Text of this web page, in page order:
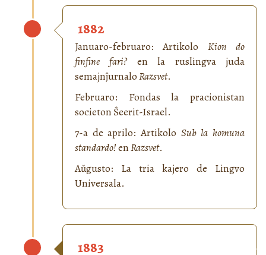
1882
Januaro-februaro: Artikolo Kion do
finfine fari?en la ruslingva juda
semajnĵurnaloRazsvet.
Februaro: Fondas la pracionistan
societon Ŝeerit-Israel.
7-a de aprilo: Artikolo Sub la komuna
standardo!enRazsvet.
Aŭgusto: La tria kajero de Lingvo
Universala.
1883